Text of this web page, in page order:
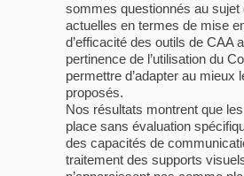
sommes questionnés au sujet
actuelles en termes de mise
d’efficacité des outils de CAA
pertinence de l’utilisation du
permettre d’adapter au mieux
proposés.
Nos résultats montrent que
place sans évaluation
des capacités de
traitement des supports